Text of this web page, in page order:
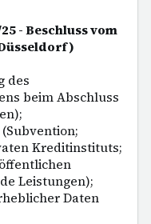
- Beschluss vom
des
beim Abschluss
Kreditinstituts;
Leistungen);
Daten